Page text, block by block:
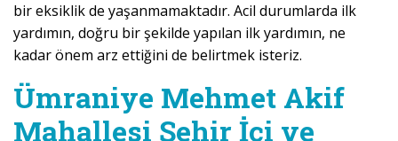
bir eksiklik de yaşanmamaktadır. Acil durumlarda ilk
yardımın, doğru bir şekilde yapılan ilk yardımın, ne
kadar önem arz ettiğini de belirtmek isteriz.
Ümraniye Mehmet Akif
Mahallesi Şehir İçi ve